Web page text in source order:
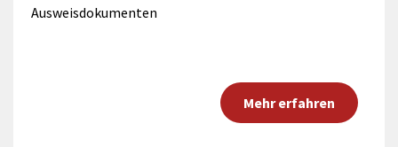
Ausweisdokumenten
Mehr erfahren